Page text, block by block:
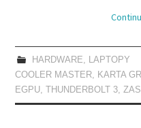
HARDWARE, LAPTOPY
COOLER MASTER, KARTA
EGPU, THUNDERBOLT 3,